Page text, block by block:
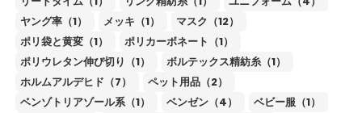
ヤング率（1）
メッキ（1）
マスク（12）
ポリ袋と黄変（1）
ポリカーボネート（1）
ポリウレタン伸び切り（1）
ボルテックス精紡糸（1）
ホルムアルデヒド（7）
ペット用品（2）
ベンゾトリアゾール系（1）
ベンゼン（4）
ベビー服（1）